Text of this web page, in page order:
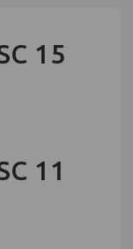
15
11